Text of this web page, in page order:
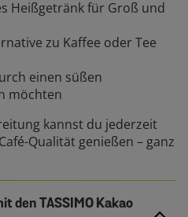
Heißgetränk für Groß und
zu Kaffee oder Tee
einen süßen
möchten
kannst du jederzeit
Qualität genießen – ganz
den TASSIMO Kakao